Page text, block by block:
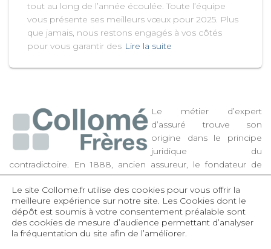
tout au long de l’année écoulée. Toute l’équipe
vous présente ses meilleurs vœux pour 2025. Plus
que jamais, nous restons engagés à vos côtés
pour vous garantir des Lire la suite
Le métier d’expert
d’assuré trouve son
origine dans le principe
juridique du
contradictoire. En 1888, ancien assureur, le fondateur de
Collomé Frères a décidé d’apporter son expertise aux
assurés, de la reconnaissance du sinistre à l’évaluation et à la
négociation des préjudices subis. Très dynamique, la
société toujours familiale s’est également développée dans
les domaines des estimations préalables de capitaux
Le site Collome.fr utilise des cookies pour vous offrir la
meilleure expérience sur notre site. Les Cookies dont le
dépôt est soumis à votre consentement préalable sont
des cookies de mesure d’audience permettant d’analyser
la fréquentation du site afin de l’améliorer.